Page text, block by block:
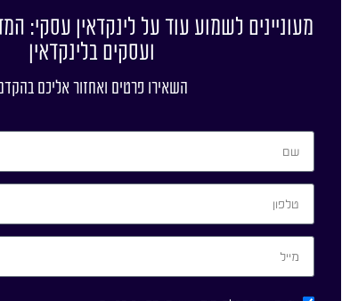
מעוניינים לשמוע עוד על לינקדאין עסקי:
ועסקים בלינקדאין
השאירו פרטים ואחזור אליכם